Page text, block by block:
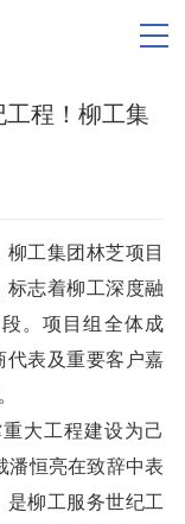
程！柳工集
工集团林芝项目
志着柳工深度融
。项目组全体成
代表及重要客户嘉
大工程建设为己
潘恒亮在致辞中表
柳工服务世纪工